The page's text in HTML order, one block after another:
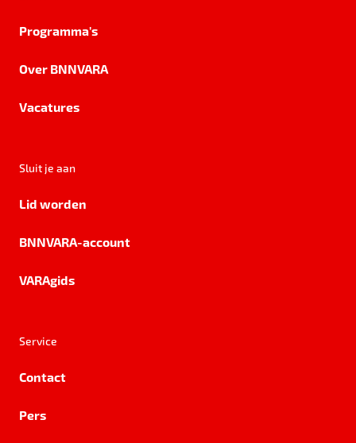
Programma's
Over BNNVARA
Vacatures
Sluit je aan
Lid worden
BNNVARA-account
VARAgids
Service
Contact
Pers